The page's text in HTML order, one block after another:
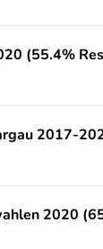
(55.4%
2017-
2020